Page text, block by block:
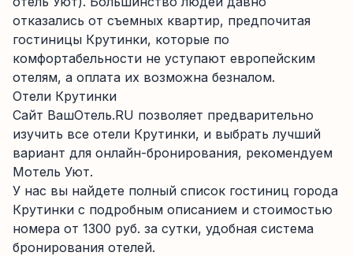
отказались от съемных квартир, предпочитая
гостиницы Крутинки, которые по
комфортабельности не уступают европейским
отелям, а оплата их возможна безналом.
Отели Крутинки
Сайт ВашОтель.RU позволяет предварительно
изучить все отели Крутинки, и выбрать лучший
вариант для онлайн-бронирования, рекомендуем
Мотель Уют.
У нас вы найдете полный список гостиниц города
Крутинки с подробным описанием и стоимостью
номера от 1300 руб. за сутки, удобная система
бронирования отелей.